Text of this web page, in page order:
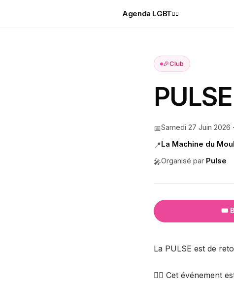
Agenda LGBT🏳️‍🌈
🎉Club
📅Samedi 27 Juin 2026 ·
📍La Machine du
🎤Organisé par Pulse
🎟️
La PULSE est de
❤️‍🔥 Cet événement